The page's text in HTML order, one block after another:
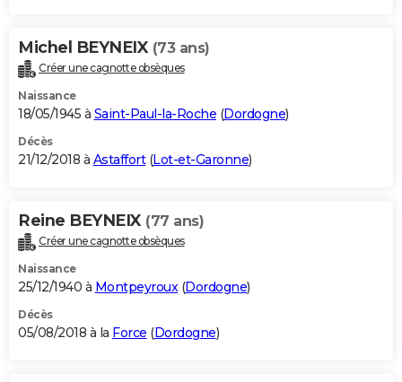
Michel BEYNEIX (73 ans)
Créer une cagnotte obsèques
Naissance
18/05/1945 à Saint-Paul-la-Roche (Dordogne)
Décès
21/12/2018 à Astaffort(Lot-et-Garonne)
Reine BEYNEIX (77 ans)
Créer une cagnotte obsèques
Naissance
25/12/1940 à Montpeyroux (Dordogne)
Décès
05/08/2018 à la Force (Dordogne)